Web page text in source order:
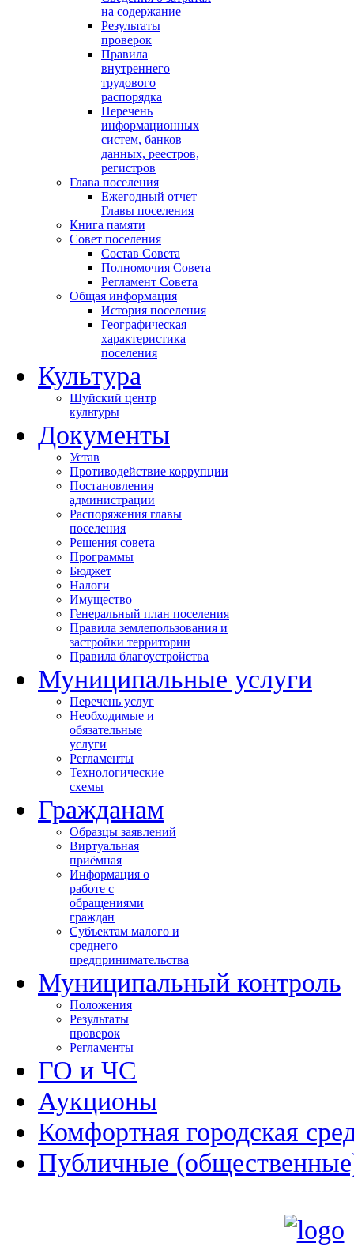
на содержание
Результаты
проверок
Правила
внутреннего
трудового
распорядка
Перечень
информационных
систем, банков
данных, реестров,
регистров
Глава поселения
Ежегодный отчет
Главы поселения
Книга памяти
Совет поселения
Состав Совета
Полномочия Совета
Регламент Совета
Общая информация
История поселения
Географическая
характеристика
поселения
Культура
Шуйский центр
культуры
Документы
Устав
Противодействие коррупции
Постановления
администрации
Распоряжения главы
поселения
Решения совета
Программы
Бюджет
Налоги
Имущество
Генеральный план поселения
Правила землепользования и
застройки территории
Правила благоустройства
Муниципальные услуги
Перечень услуг
Необходимые и
обязательные
услуги
Регламенты
Технологические
схемы
Гражданам
Образцы заявлений
Виртуальная
приёмная
Информация о
работе с
обращениями
граждан
Субъектам малого и
среднего
предпринимательства
Муниципальный контроль
Положения
Результаты
проверок
Регламенты
ГО и ЧС
Аукционы
Комфортная городская
Публичные